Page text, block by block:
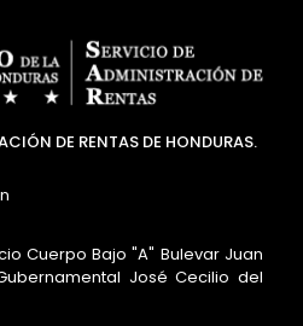
DE RENTAS DE HONDURAS.
Cuerpo Bajo "A" Bulevar Juan
José Cecilio del